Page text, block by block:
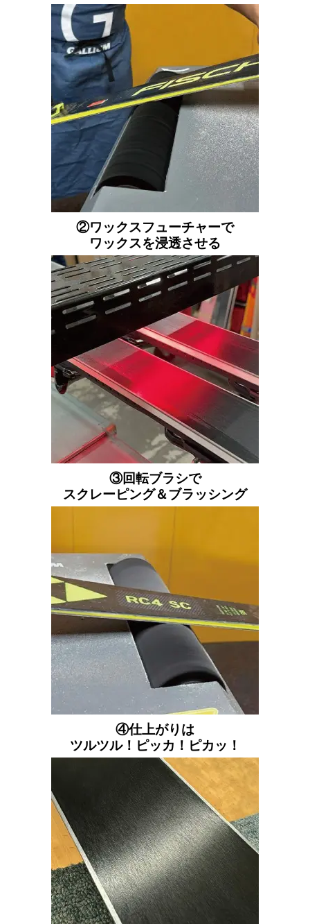
②ワックスフューチャーで
ワックスを浸透させる
③回転ブラシで
スクレーピング＆ブラッシング
④仕上がりは
ツルツル！ ピッカ！ピカッ！